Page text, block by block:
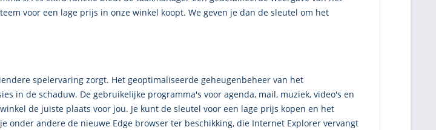
voor een lage prijs in onze winkel koopt. We geven je dan de sleutel om het
spelervaring zorgt. Het geoptimaliseerde geheugenbeheer van het
in de schaduw. De gebruikelijke programma's voor agenda, mail, muziek, video's en
de juiste plaats voor jou. Je kunt de sleutel voor een lage prijs kopen en het
onder andere de nieuwe Edge browser ter beschikking, die Internet Explorer vervangt